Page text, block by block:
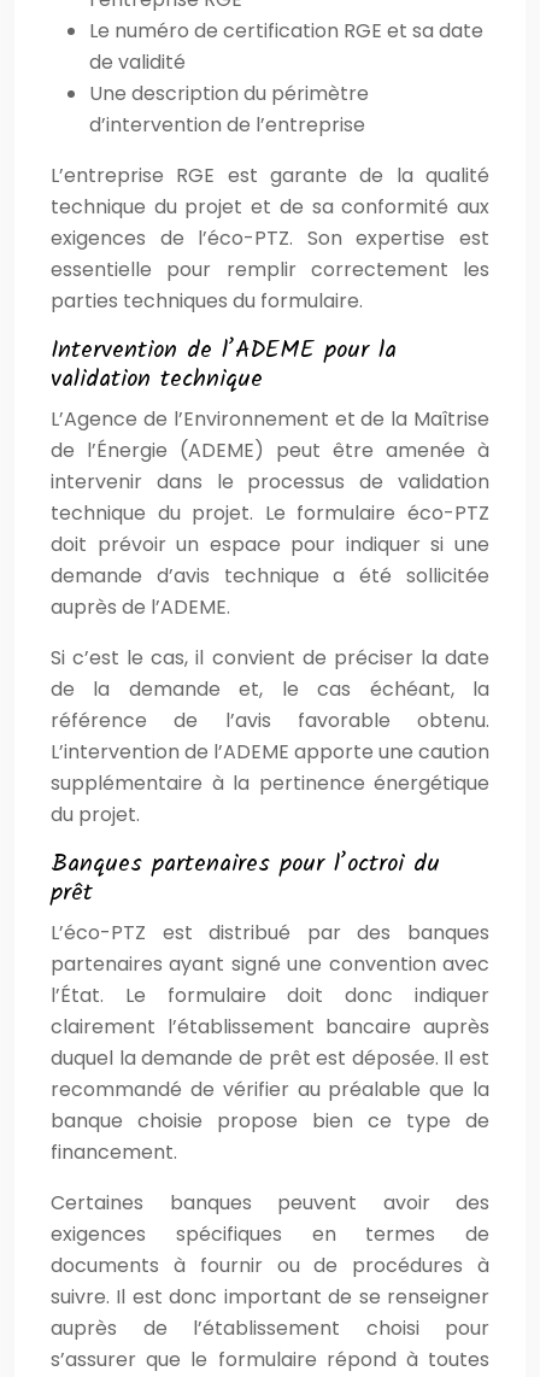
Le numéro de certification RGE et sa date
de validité
Une description du périmètre
d’intervention de l’entreprise
L’entreprise RGE est garante de la qualité
technique du projet et de sa conformité aux
exigences de l’éco-PTZ. Son expertise est
essentielle pour remplir correctement les
parties techniques du formulaire.
Intervention de l’ADEME pour la
validation technique
L’Agence de l’Environnement et de la Maîtrise
de l’Énergie (ADEME) peut être amenée à
intervenir dans le processus de validation
technique du projet. Le formulaire éco-PTZ
doit prévoir un espace pour indiquer si une
demande d’avis technique a été sollicitée
auprès de l’ADEME.
Si c’est le cas, il convient de préciser la date
de la demande et, le cas échéant, la
référence de l’avis favorable obtenu.
L’intervention de l’ADEME apporte une caution
supplémentaire à la pertinence énergétique
du projet.
Banques partenaires pour l’octroi du
prêt
L’éco-PTZ est distribué par des banques
partenaires ayant signé une convention avec
l’État. Le formulaire doit donc indiquer
clairement l’établissement bancaire auprès
duquel la demande de prêt est déposée. Il est
recommandé de vérifier au préalable que la
banque choisie propose bien ce type de
financement.
Certaines banques peuvent avoir des
exigences spécifiques en termes de
documents à fournir ou de procédures à
suivre. Il est donc important de se renseigner
auprès de l’établissement choisi pour
s’assurer que le formulaire répond à toutes